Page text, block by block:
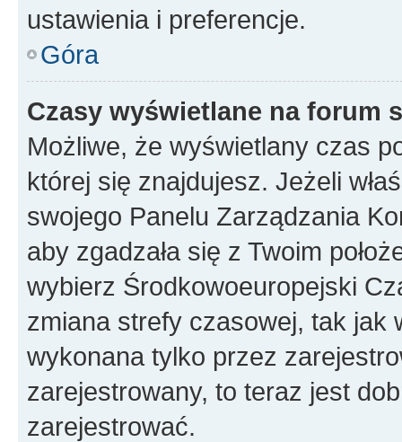
ustawienia i preferencje.
Góra
Czasy wyświetlane na forum
Możliwe, że wyświetlany czas
której się znajdujesz. Jeżeli
swojego Panelu Zarządzania
aby zgadzała się z Twoim
wybierz Środkowoeuropejski
zmiana strefy czasowej, tak jak
wykonana tylko przez
zarejestrowany, to teraz jest
zarejestrować.